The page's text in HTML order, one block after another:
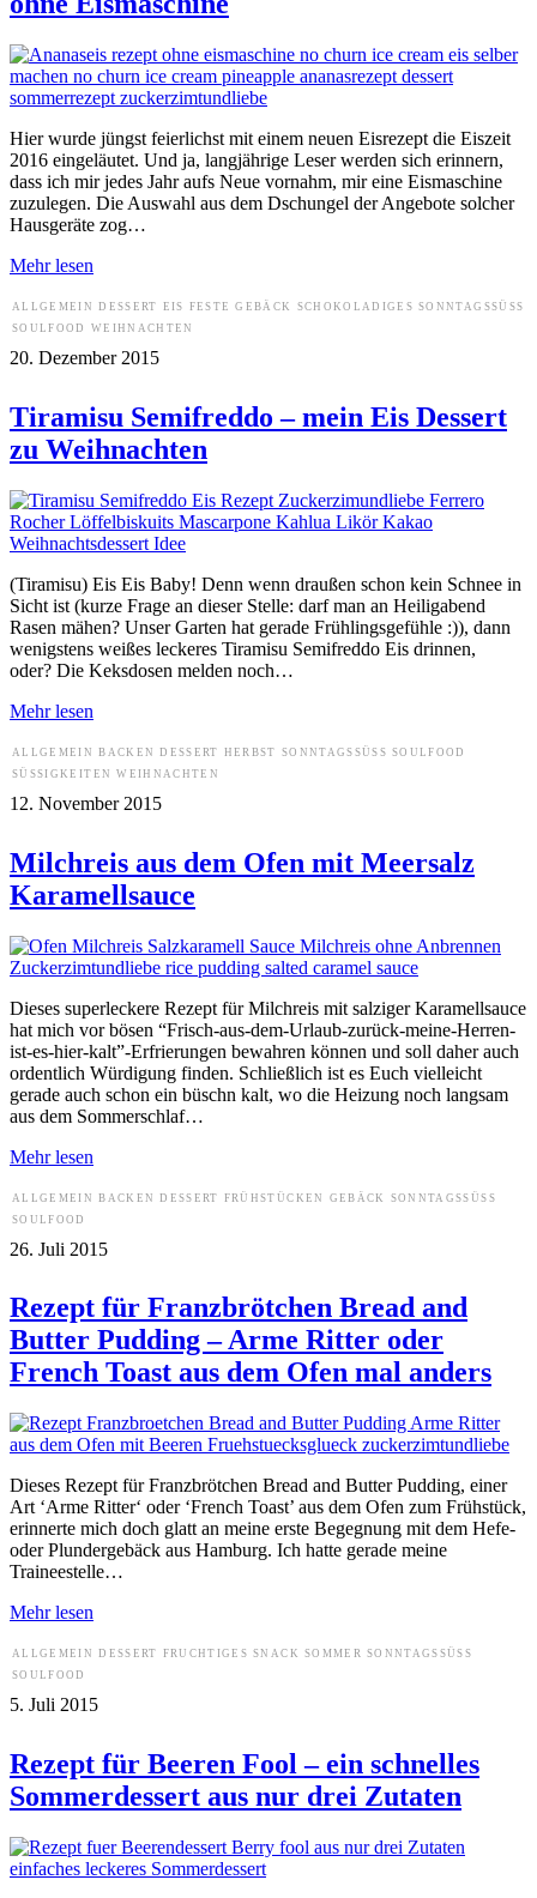
Hier wurde jüngst feierlichst mit einem neuen Eisrezept die Eiszeit
2016 eingeläutet. Und ja, langjährige Leser werden sich erinnern,
dass ich mir jedes Jahr aufs Neue vornahm, mir eine Eismaschine
zuzulegen. Die Auswahl aus dem Dschungel der Angebote solcher
Hausgeräte zog…
Mehr lesen
ALLGEMEIN DESSERT EIS FESTE GEBÄCK SCHOKOLADIGES SONNTAGSSÜSS
SOULFOOD
WEIHNACHTEN
20. Dezember 2015
Tiramisu Semifreddo – mein Eis Dessert
zu Weihnachten
(Tiramisu) Eis Eis Baby! Denn wenn draußen schon kein Schnee in
Sicht ist (kurze Frage an dieser Stelle: darf man an Heiligabend
Rasen mähen? Unser Garten hat gerade Frühlingsgefühle :)), dann
wenigstens weißes leckeres Tiramisu Semifreddo Eis drinnen,
oder? Die Keksdosen melden noch…
Mehr lesen
ALLGEMEIN BACKEN DESSERT HERBST SONNTAGSSÜSS
SOULFOOD
SÜSSIGKEITEN
WEIHNACHTEN
12. November 2015
Milchreis aus dem Ofen mit Meersalz
Karamellsauce
Dieses superleckere Rezept für Milchreis mit salziger Karamellsauce
hat mich vor bösen “Frisch-aus-dem-Urlaub-zurück-meine-Herren-
ist-es-hier-kalt”-Erfrierungen bewahren können und soll daher auch
ordentlich Würdigung finden. Schließlich ist es Euch vielleicht
gerade auch schon ein büschn kalt, wo die Heizung noch langsam
aus dem Sommerschlaf…
Mehr lesen
ALLGEMEIN BACKEN DESSERT FRÜHSTÜCKEN GEBÄCK
SONNTAGSSÜSS
SOULFOOD
26. Juli 2015
Rezept für Franzbrötchen Bread and
Butter Pudding – Arme Ritter oder
French Toast aus dem Ofen mal anders
Dieses Rezept für Franzbrötchen Bread and Butter Pudding, einer
Art ‘Arme Ritter‘ oder ‘French Toast’ aus dem Ofen zum Frühstück,
erinnerte mich doch glatt an meine erste Begegnung mit dem Hefe-
oder Plundergebäck aus Hamburg. Ich hatte gerade meine
Traineestelle…
Mehr lesen
ALLGEMEIN DESSERT FRUCHTIGES SNACK SOMMER SONNTAGSSÜSS
SOULFOOD
5. Juli 2015
Rezept für Beeren Fool – ein schnelles
Sommerdessert aus nur drei Zutaten